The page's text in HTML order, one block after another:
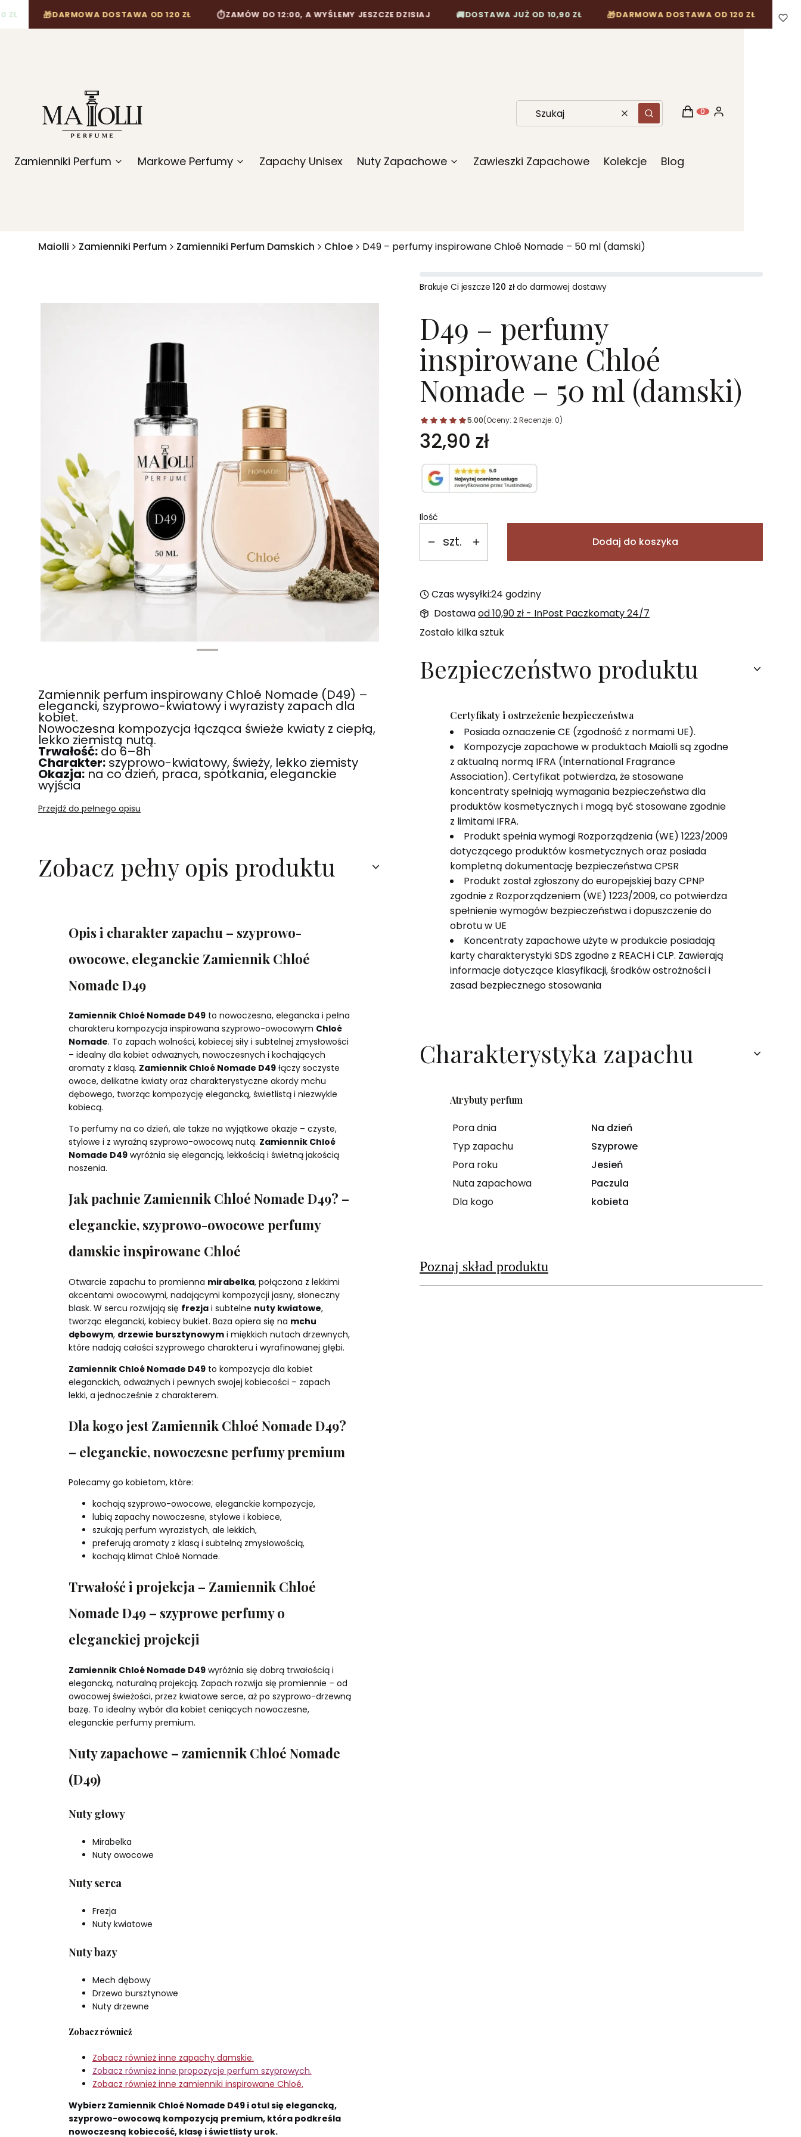
DARMOWA DOSTAWA OD 120 ZŁ ⏱ZAMÓW DO 12:00, A WYŚLEMY JESZCZE DZISIAJ 🚚DOSTAWA JUŻ OD 10,90 ZŁ 🎁DARMOWA DOSTAWA OD 120 ZŁ
WyczyśćSzukaj Produkty w koszyku: 0.
Koszyk Zaloguj się
Zamienniki Perfum Markowe Perfumy Zapachy Unisex Nuty Zapachowe Zawieszki Zapachowe Kolekcje Blog
Maiolli Zamienniki Perfum Zamienniki Perfum Damskich Chloe D49 – perfumy inspirowane Chloé Nomade – 50 ml (damski)
Zamiennik perfum inspirowany Chloé Nomade (D49) –
elegancki, szyprowo-kwiatowy i wyrazisty zapach dla
kobiet.
Nowoczesna kompozycja łącząca świeże kwiaty z ciepłą,
lekko ziemistą nutą.
Trwałość: do 6–8h
Charakter: szyprowo-kwiatowy, świeży, lekko ziemisty
Okazja: na co dzień, praca, spotkania, eleganckie
wyjścia
Przejdź do pełnego opisu
Zobacz pełny opis produktu
Opis i charakter zapachu – szyprowo-
owocowe, eleganckie Zamiennik Chloé
Nomade D49
Zamiennik Chloé Nomade D49to nowoczesna, elegancka i pełna
charakteru kompozycja inspirowana szyprowo-owocowym Chloé
Nomade. To zapach wolności, kobiecej siły i subtelnej zmysłowości
– idealny dla kobiet odważnych, nowoczesnych i kochających
aromaty z klasą. Zamiennik Chloé Nomade D49łączy soczyste
owoce, delikatne kwiaty oraz charakterystyczne akordy mchu
dębowego, tworząc kompozycję elegancką, świetlistą i niezwykle
kobiecą.
To perfumy na co dzień, ale także na wyjątkowe okazje – czyste,
stylowe i z wyraźną szyprowo-owocową nutą. Zamiennik Chloé
Nomade D49wyróżnia się elegancją, lekkością i świetną jakością
noszenia.
Jak pachnie Zamiennik Chloé Nomade D49? –
eleganckie, szyprowo-owocowe perfumy
damskie inspirowane Chloé
Otwarcie zapachu to promienna mirabelka, połączona z lekkimi
akcentami owocowymi, nadającymi kompozycji jasny, słoneczny
blask. W sercu rozwijają się frezjai subtelne nuty kwiatowe,
tworząc elegancki, kobiecy bukiet. Baza opiera się na mchu
dębowym, drzewie bursztynowymi miękkich nutach drzewnych,
które nadają całości szyprowego charakteru i wyrafinowanej głębi.
Zamiennik Chloé Nomade D49to kompozycja dla kobiet
eleganckich, odważnych i pewnych swojej kobiecości – zapach
lekki, a jednocześnie z charakterem.
Dla kogo jest Zamiennik Chloé Nomade D49?
– eleganckie, nowoczesne perfumy premium
Polecamy go kobietom, które:
kochają szyprowo-owocowe, eleganckie kompozycje,
lubią zapachy nowoczesne, stylowe i kobiece,
szukają perfum wyrazistych, ale lekkich,
preferują aromaty z klasą i subtelną zmysłowością,
kochają klimat Chloé Nomade.
Trwałość i projekcja – Zamiennik Chloé
Nomade D49 – szyprowe perfumy o
eleganckiej projekcji
Zamiennik Chloé Nomade D49wyróżnia się dobrą trwałością i
elegancką, naturalną projekcją. Zapach rozwija się promiennie – od
owocowej świeżości, przez kwiatowe serce, aż po szyprowo-drzewną
bazę. To idealny wybór dla kobiet ceniących nowoczesne,
eleganckie perfumy premium.
Nuty zapachowe – zamiennik Chloé Nomade
(D49)
Nuty głowy
Mirabelka
Nuty owocowe
Nuty serca
Frezja
Nuty kwiatowe
Nuty bazy
Mech dębowy
Drzewo bursztynowe
Nuty drzewne
Zobacz również
Zobacz również inne zapachy damskie.
Zobacz również inne propozycje perfum szyprowych.
Zobacz również inne zamienniki inspirowane Chloé.
Wybierz Zamiennik Chloé Nomade D49 i otul się elegancką,
szyprowo-owocową kompozycją premium, która podkreśla
nowoczesną kobiecość, klasę i świetlisty urok.
Brakuje Ci jeszcze120 złdo darmowej dostawy
D49 – perfumy
inspirowane Chloé
Nomade – 50 ml (damski)
5.00(Oceny: 2 Recenzje: 0)
Cena
32,90 zł
Ilość
szt. Dodaj do koszyka
Czas wysyłki:24 godziny
Dostawaod 10,90 zł - InPost Paczkomaty 24/7
Zostało kilka sztuk
Bezpieczeństwo produktu
Certyfikaty i ostrzeżenie bezpieczeństwa
Posiada oznaczenie CE (zgodność z normami UE).
Kompozycje zapachowe w produktach Maiolli są zgodne
z aktualną normą IFRA (International Fragrance
Association). Certyfikat potwierdza, że stosowane
koncentraty spełniają wymagania bezpieczeństwa dla
produktów kosmetycznych i mogą być stosowane zgodnie
z limitami IFRA.
Produkt spełnia wymogi Rozporządzenia (WE) 1223/2009
dotyczącego produktów kosmetycznych oraz posiada
kompletną dokumentację bezpieczeństwa CPSR
Produkt został zgłoszony do europejskiej bazy CPNP
zgodnie z Rozporządzeniem (WE) 1223/2009, co potwierdza
spełnienie wymogów bezpieczeństwa i dopuszczenie do
obrotu w UE
Koncentraty zapachowe użyte w produkcie posiadają
karty charakterystyki SDS zgodne z REACH i CLP. Zawierają
informacje dotyczące klasyfikacji, środków ostrożności i
zasad bezpiecznego stosowania
Charakterystyka zapachu
Atrybuty perfum
Pora dnia
Na dzień
Typ zapachu
Szyprowe
Pora roku
Jesień
Nuta zapachowa
Paczula
Dla kogo
kobieta
Poznaj skład produktu